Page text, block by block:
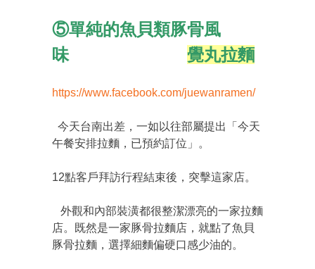
⑤單純的魚貝類豚骨風
味 覺丸拉麵
https://www.facebook.com/juewanramen/
今天台南出差，一如以往部屬提出「今天
午餐安排拉麵，已預約訂位」。
12點客戶拜訪行程結束後，突擊這家店。
外觀和內部裝潢都很整潔漂亮的一家拉麵
店。既然是一家豚骨拉麵店，就點了魚貝
豚骨拉麵，選擇細麵偏硬口感少油的。